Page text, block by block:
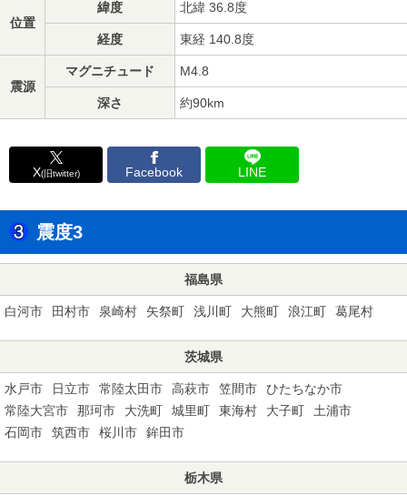
位置
緯度 北緯 36.8度
経度 東経 140.8度
震源
マグニチュード M4.8
深さ 約90km
X(旧twitter) Facebook LINE
震度3
福島県
白河市 田村市 泉崎村 矢祭町 浅川町 大熊町 浪江町 葛尾村
茨城県
水戸市 日立市 常陸太田市 高萩市 笠間市
ひたちなか市
常陸大宮市
那珂市 大洗町 城里町 東海村 大子町
土浦市
石岡市
筑西市 桜川市 鉾田市
栃木県